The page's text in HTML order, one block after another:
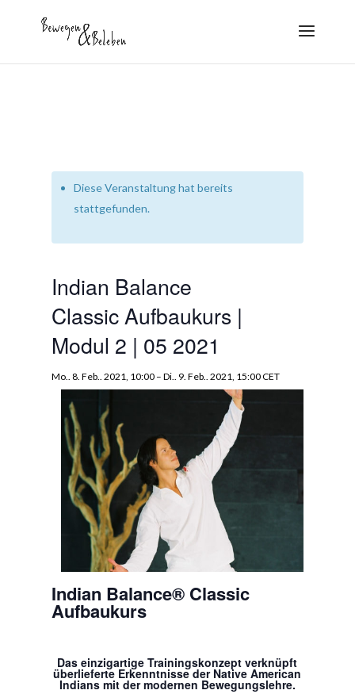
Diese Veranstaltung hat bereits
stattgefunden.
Indian Balance
Classic Aufbaukurs |
Modul 2 | 05 2021
Mo.. 8. Feb.. 2021, 10:00– Di.. 9. Feb.. 2021, 15:00CET
Indian Balance® Classic
Aufbaukurs
Das einzigartige Trainingskonzept verknüpft
überlieferte Erkenntnisse der Native American
Indians mit der modernen Bewegungslehre.